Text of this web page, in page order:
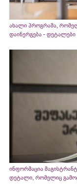
ახალი პროგრამა,
დაინერგება - დეტალები
ინფორმაცია
დეტალი, რომელიც